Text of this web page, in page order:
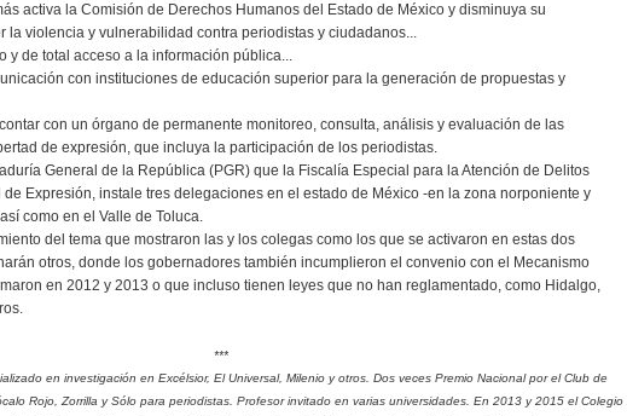
activa la Comisión de Derechos Humanos del Estado de México y disminuya su
la violencia y vulnerabilidad contra periodistas y ciudadanos...
y de total acceso a la información pública...
con instituciones de educación superior para la generación de propuestas y
con un órgano de permanente monitoreo, consulta, análisis y evaluación de las
de expresión, que incluya la participación de los periodistas.
General de la República (PGR) que la Fiscalía Especial para la Atención de Delitos
Expresión, instale tres delegaciones en el estado de México -en la zona norponiente y
como en el Valle de Toluca.
del tema que mostraron las y los colegas como los que se activaron en estas dos
otros, donde los gobernadores también incumplieron el convenio con el Mecanismo
en 2012 y 2013 o que incluso tienen leyes que no han reglamentado, como Hidalgo,
***
en investigación en Excélsior, El Universal, Milenio y otros. Dos veces Premio Nacional por el Club de
Rojo, Zorrilla y Sólo para periodistas. Profesor invitado en varias universidades. En 2013 y 2015 el Colegio